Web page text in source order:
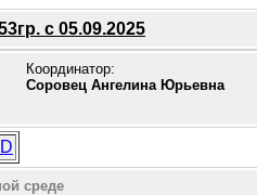
с 05.09.2025
Координатор:
Соровец Ангелина Юрьевна
среде